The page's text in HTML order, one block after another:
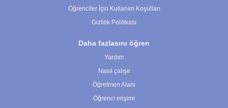
Öğrenciler İçin Kullanım Koşulları
Gizlilik Politikası
Daha fazlasını öğren
Yardım
Nasıl çalışır
Öğretmen Alanı
Öğrenci erişimi